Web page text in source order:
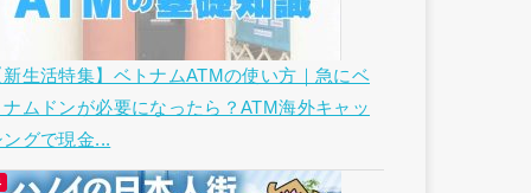
新生活特集】ベトナムATMの使い方｜急にベ
ナムドンが必要になったら？ATM海外キャッ
ングで現金...